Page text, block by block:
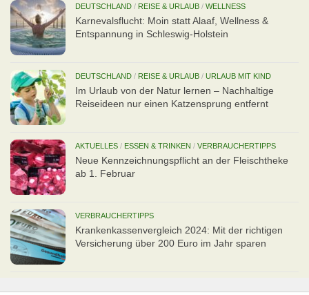
DEUTSCHLAND / REISE & URLAUB / WELLNESS
Karnevalsflucht: Moin statt Alaaf, Wellness &
Entspannung in Schleswig-Holstein
DEUTSCHLAND / REISE & URLAUB / URLAUB MIT KIND
Im Urlaub von der Natur lernen – Nachhaltige
Reiseideen nur einen Katzensprung entfernt
AKTUELLES / ESSEN & TRINKEN / VERBRAUCHERTIPPS
Neue Kennzeichnungspflicht an der Fleischtheke
ab 1. Februar
VERBRAUCHERTIPPS
Kran­ken­kas­senvergleich 2024: Mit der richtigen
Ver­si­che­rung über 200 Euro im Jahr sparen